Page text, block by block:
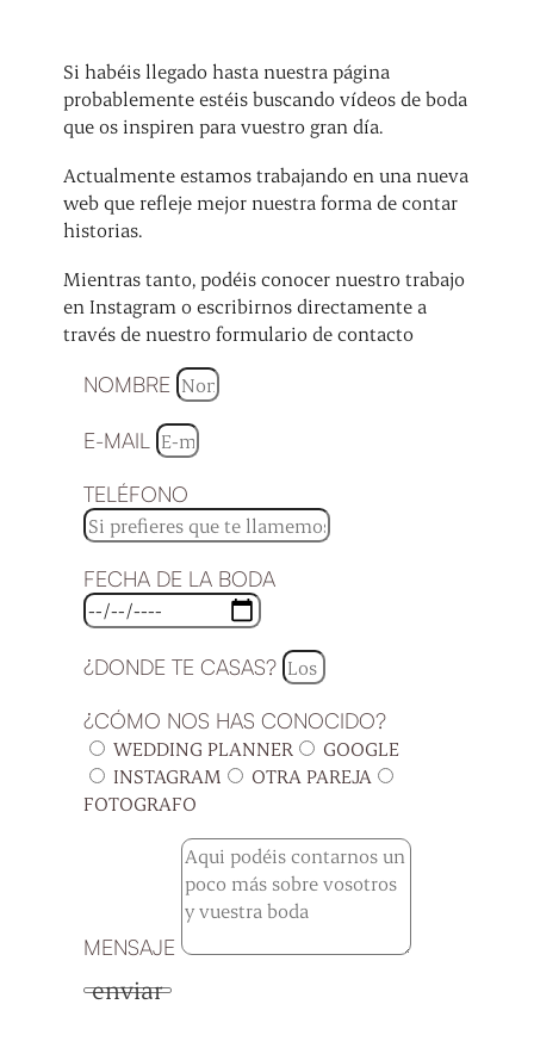
Si habéis llegado hasta nuestra página
probablemente estéis buscando vídeos de boda
que os inspiren para vuestro gran día.
Actualmente estamos trabajando en una nueva
web que refleje mejor nuestra forma de contar
historias.
Mientras tanto, podéis conocer nuestro trabajo
en Instagram o escribirnos directamente a
través de nuestro formulario de contacto
NOMBRE
E-MAIL
TELÉFONO
FECHA DE LA BODA
¿DONDE TE CASAS?
¿CÓMO NOS HAS CONOCIDO?
WEDDING PLANNER
GOOGLE
INSTAGRAM
OTRA PAREJA
FOTOGRAFO
MENSAJE
enviar